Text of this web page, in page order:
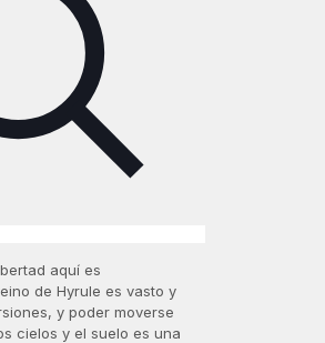
aquí es
de Hyrule es vasto y
y poder moverse
cielos y el suelo es una